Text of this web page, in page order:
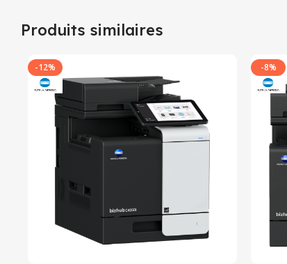
Produits similaires
-12% -8%